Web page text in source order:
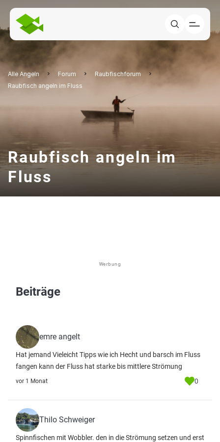
Alle Angeln Forum
Raubfischforum
Raubfisch angeln im Fluss
Raubfisch angeln im
Fluss
Werbung
Beiträge
emre angelt
Hat jemand Vieleicht Tipps wie ich Hecht und barsch im Fluss
fangen kann der Fluss hat starke bis mittlere Strömung
vor 1 Monat 0
Thilo Schweiger
Spinnfischen mit Wobbler. den in die Strömung setzen und erst